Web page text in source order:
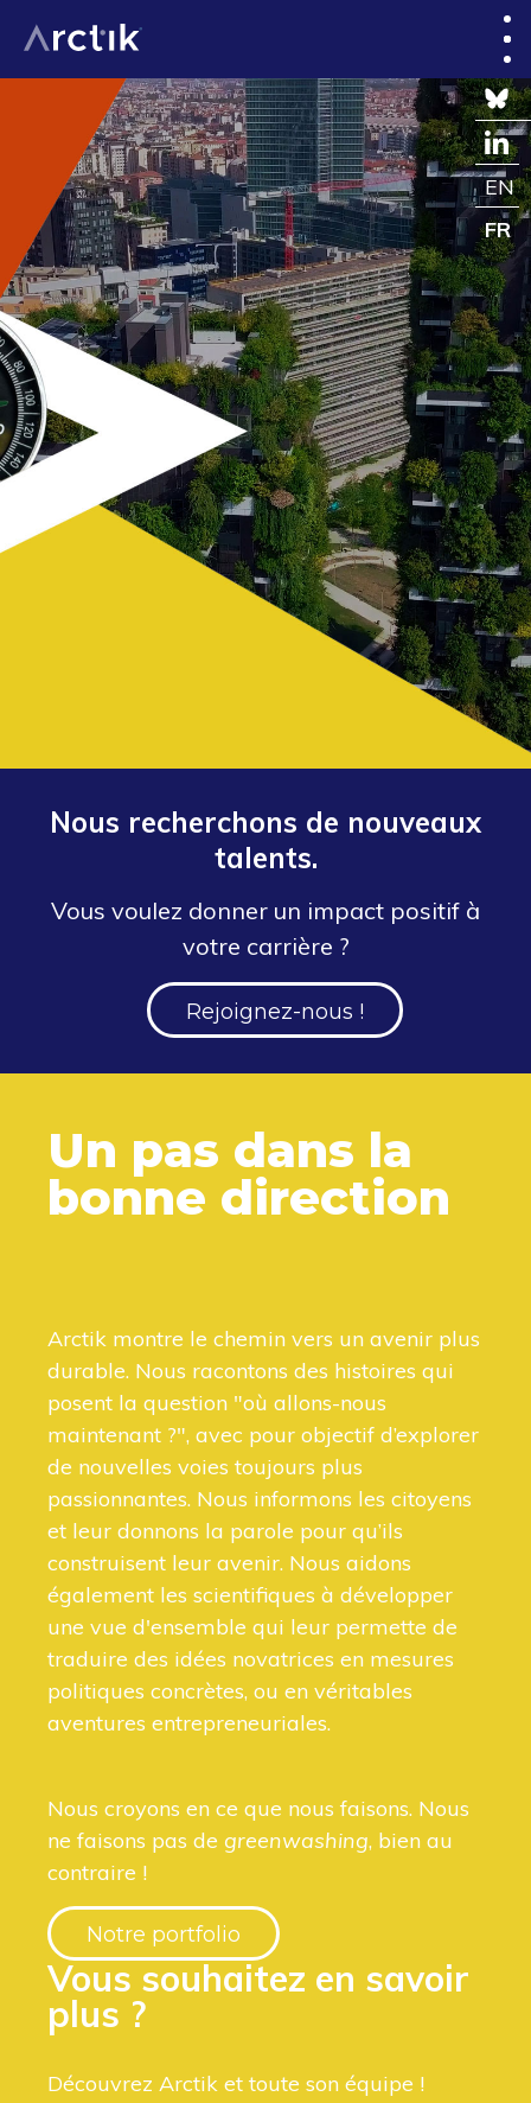
EN
FR
Nous recherchons de nouveaux
talents.
Vous voulez donner un impact positif à
votre carrière ?
Rejoignez-nous !
Un pas dans la
bonne direction
Vous souhaitez en savoir
plus ?
Découvrez Arctik et toute son équipe !
Arctik montre le chemin vers un avenir plus
durable. Nous racontons des histoires qui
posent la question "où allons-nous
maintenant ?", avec pour objectif d’explorer
de nouvelles voies toujours plus
passionnantes. Nous informons les citoyens
et leur donnons la parole pour qu’ils
construisent leur avenir. Nous aidons
également les scientifiques à développer
une vue d'ensemble qui leur permette de
traduire des idées novatrices en mesures
politiques concrètes, ou en véritables
aventures entrepreneuriales.
Nous croyons en ce que nous faisons. Nous
ne faisons pas de greenwashing, bien au
contraire !
Notre portfolio